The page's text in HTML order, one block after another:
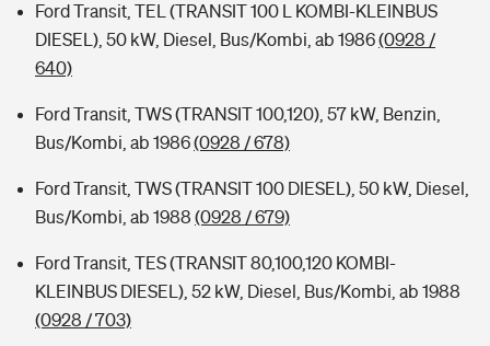
Ford Transit, TEL (TRANSIT 100 L KOMBI-KLEINBUS
DIESEL), 50 kW, Diesel, Bus/Kombi, ab 1986(0928 /
640)
Ford Transit, TWS (TRANSIT 100,120), 57 kW, Benzin,
Bus/Kombi, ab 1986(0928 / 678)
Ford Transit, TWS (TRANSIT 100 DIESEL), 50 kW, Diesel,
Bus/Kombi, ab 1988 (0928 / 679)
Ford Transit, TES (TRANSIT 80,100,120 KOMBI-
KLEINBUS DIESEL), 52 kW, Diesel, Bus/Kombi, ab 1988
(0928 / 703)